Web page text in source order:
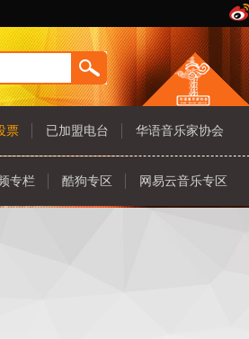
票 已加盟电台 华语音乐家协会
专栏 酷狗专区 网易云音乐专区